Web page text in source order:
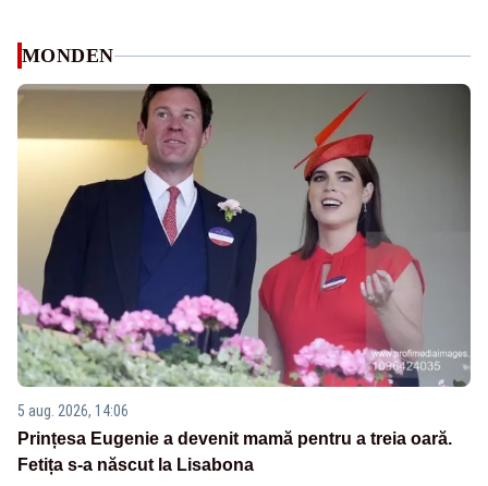
MONDEN
5 aug. 2026, 14:06
Prințesa Eugenie a devenit mamă pentru a treia oară.
Fetița s-a născut la Lisabona